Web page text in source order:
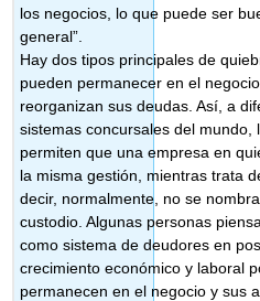
los negocios, lo que puede ser
general”.
Hay dos tipos principales de
pueden permanecer en el
reorganizan sus deudas. Así, a
sistemas concursales del mundo,
permiten que una empresa en
la misma gestión, mientras trata
decir, normalmente, no se
custodio. Algunas personas
como sistema de deudores en
crecimiento económico y laboral
permanecen en el negocio y sus